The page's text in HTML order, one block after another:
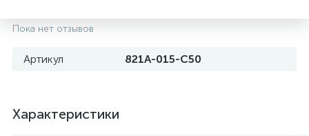
Пока нет отзывов
Артикул 821A-015-C50
Характеристики